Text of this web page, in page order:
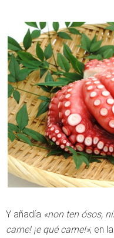
Y añadía «non ten ósos,
carne! ¡e qué carne!»; en